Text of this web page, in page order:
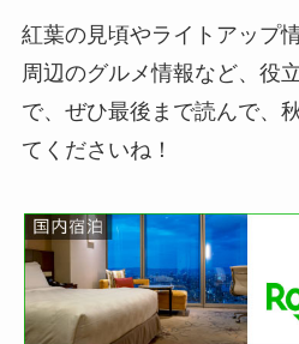
紅葉の見頃やライトアップ
周辺のグルメ情報など、役
で、ぜひ最後まで読んで、
てくださいね！